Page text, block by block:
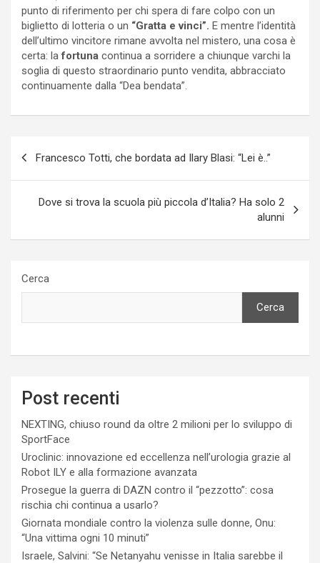
punto di riferimento per chi spera di fare colpo con un
biglietto di lotteria o un “Gratta e vinci”. E mentre l’identità
dell’ultimo vincitore rimane avvolta nel mistero, una cosa è
certa: lafortuna continua a sorridere a chiunque varchi la
soglia di questo straordinario punto vendita, abbracciato
continuamente dalla “Dea bendata”.
Francesco Totti, che bordata ad Ilary Blasi: “Lei è..”
Dove si trova la scuola più piccola d’Italia? Ha solo 2
alunni
Cerca
Cerca
Post recenti
NEXTING, chiuso round da oltre 2 milioni per lo sviluppo di
SportFace
Uroclinic: innovazione ed eccellenza nell’urologia grazie al
Robot ILY e alla formazione avanzata
Prosegue la guerra di DAZN contro il “pezzotto”: cosa
rischia chi continua a usarlo?
Giornata mondiale contro la violenza sulle donne, Onu:
“Una vittima ogni 10 minuti”
Israele, Salvini: “Se Netanyahu venisse in Italia sarebbe il